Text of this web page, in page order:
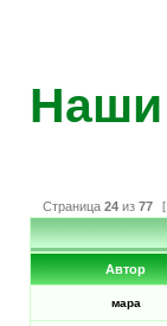
Наши
Страница 24 из 77
Автор
мара